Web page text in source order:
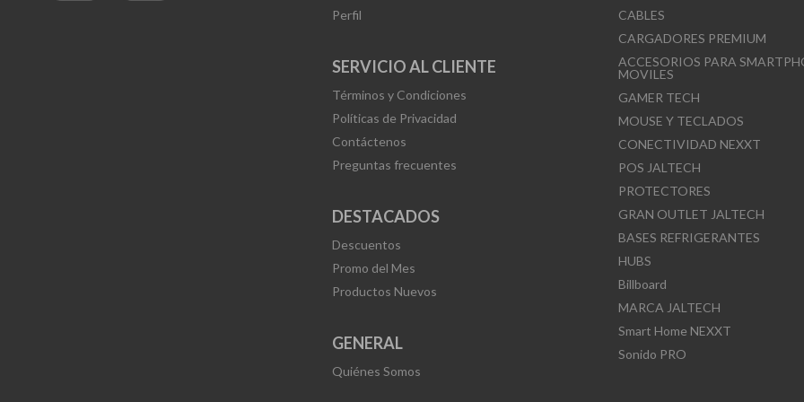
Perfil
SERVICIO AL CLIENTE
Términos y Condiciones
Políticas de Privacidad
Contáctenos
Preguntas frecuentes
DESTACADOS
Descuentos
Promo del Mes
Productos Nuevos
GENERAL
Quiénes Somos
CABLES
CARGADORES PREMIUM
ACCESORIOS PARA
MOVILES
GAMER TECH
MOUSE Y TECLADOS
CONECTIVIDAD NEXXT
POS JALTECH
PROTECTORES
GRAN OUTLET JALTECH
BASES REFRIGERANTES
HUBS
Billboard
MARCA JALTECH
Smart Home NEXXT
Sonido PRO